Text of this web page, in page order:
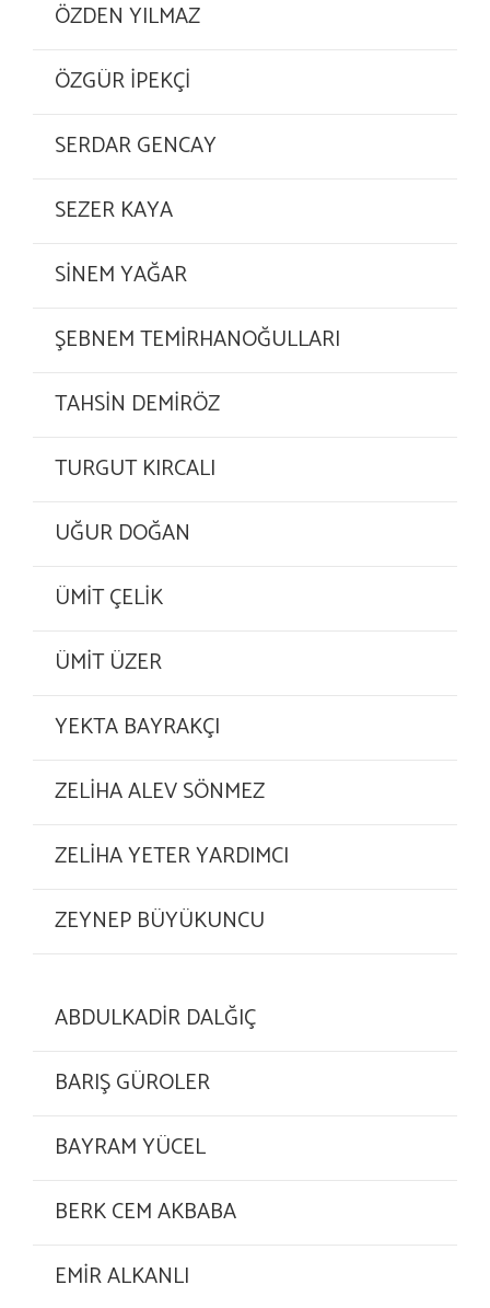
ÖZDEN YILMAZ
ÖZGÜR İPEKÇİ
SERDAR GENCAY
SEZER KAYA
SİNEM YAĞAR
ŞEBNEM TEMİRHANOĞULLARI
TAHSİN DEMİRÖZ
TURGUT KIRCALI
UĞUR DOĞAN
ÜMİT ÇELİK
ÜMİT ÜZER
YEKTA BAYRAKÇI
ZELİHA ALEV SÖNMEZ
ZELİHA YETER YARDIMCI
ZEYNEP BÜYÜKUNCU
ABDULKADİR DALĞIÇ
BARIŞ GÜROLER
BAYRAM YÜCEL
BERK CEM AKBABA
EMİR ALKANLI